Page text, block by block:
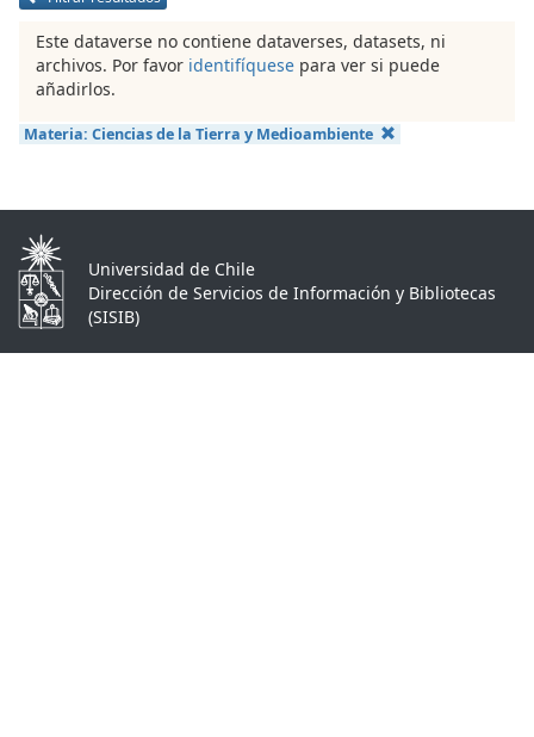
Este dataverse no contiene dataverses, datasets, ni
archivos. Por favor identifíquese para ver si puede
añadirlos.
Materia: Ciencias de la Tierra y Medioambiente
Universidad de Chile
Dirección de Servicios de Información y Bibliotecas
(SISIB)